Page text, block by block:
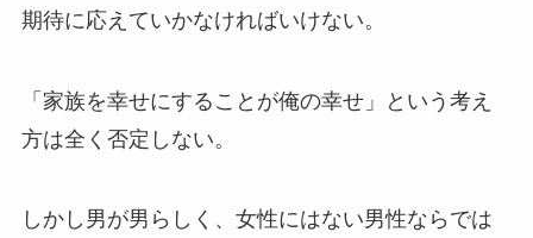
期待に応えていかなければいけない。
「家族を幸せにすることが俺の幸せ」という考え
方は全く否定しない。
しかし男が男らしく、女性にはない男性ならでは